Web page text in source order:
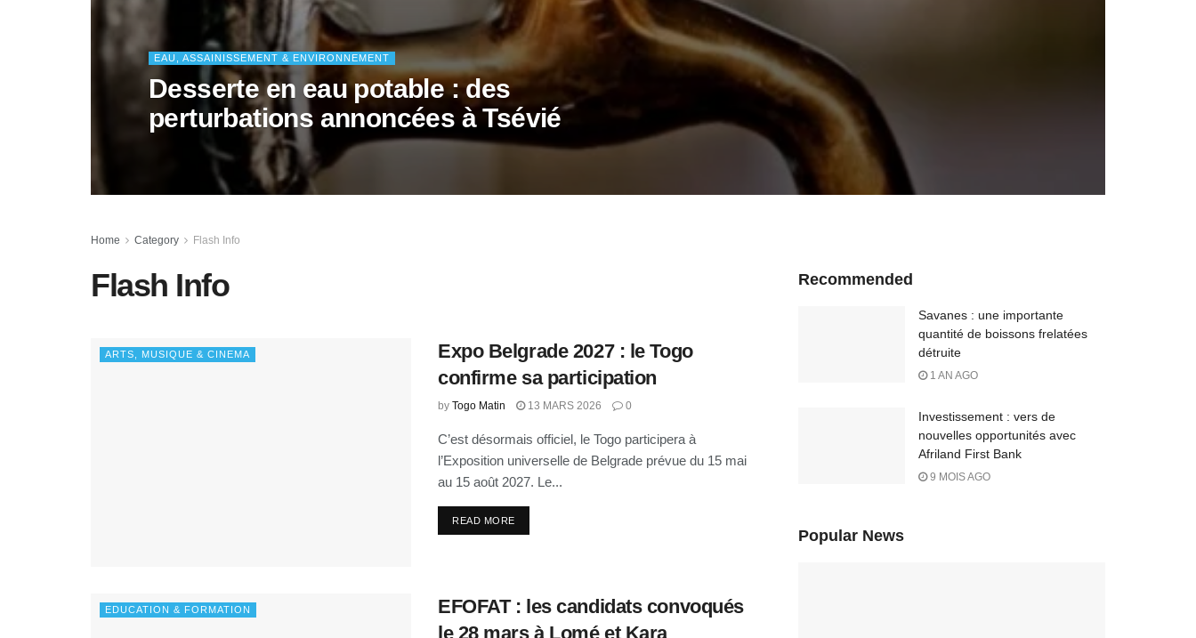
EAU, ASSAINISSEMENT & ENVIRONNEMENT
Desserte en eau potable : des
perturbations annoncées à Tsévié
Home Category Flash Info
Flash Info
ARTS, MUSIQUE & CINEMA
Expo Belgrade 2027 : le Togo
confirme sa participation
by Togo Matin 13 MARS 2026 0
C’est désormais officiel, le Togo participera à
l’Exposition universelle de Belgrade prévue du 15 mai
au 15 août 2027. Le...
READ MORE
EDUCATION & FORMATION
EFOFAT : les candidats convoqués
le 28 mars à Lomé et Kara
Recommended
Savanes : une importante
quantité de boissons frelatées
détruite
1 AN AGO
Investissement : vers de
nouvelles opportunités avec
Afriland First Bank
9 MOIS AGO
Popular News